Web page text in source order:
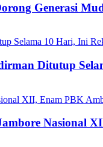
Generasi
Ditutup
Nasional